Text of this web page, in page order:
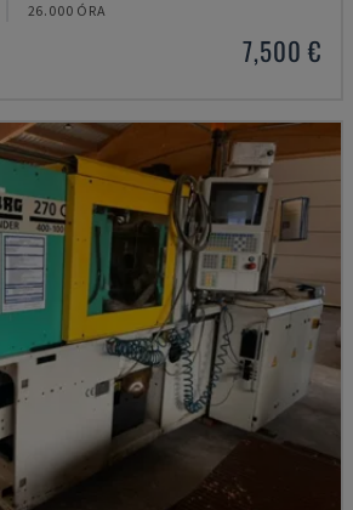
26.000 ÓRA
7,500 €